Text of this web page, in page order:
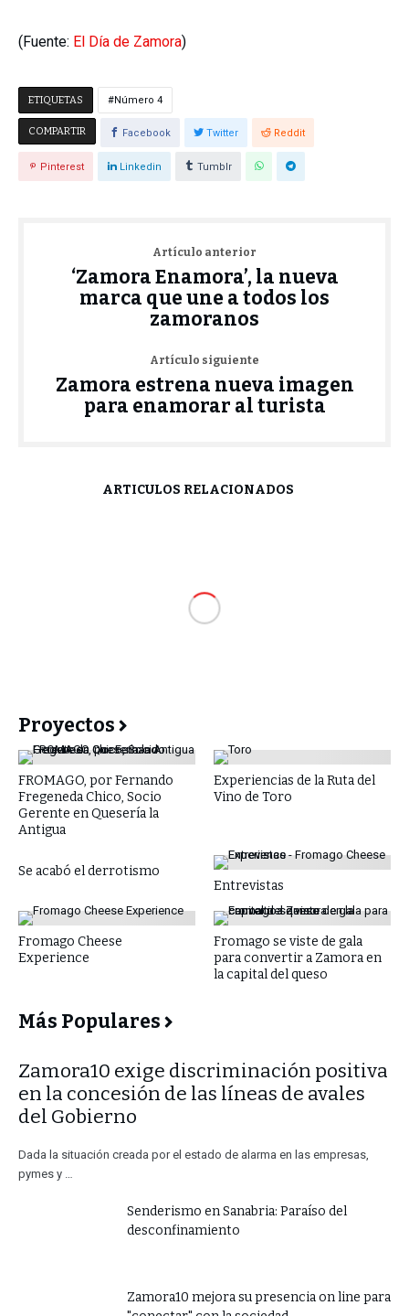
(Fuente: El Día de Zamora)
ETIQUETAS Número 4
COMPARTIR Facebook Twitter Reddit
Pinterest Linkedin Tumblr
Artículo anterior
‘Zamora Enamora’, la nueva
marca que une a todos los
zamoranos
Artículo siguiente
Zamora estrena nueva imagen
para enamorar al turista
ARTÍCULOS RELACIONADOS
Proyectos
FROMAGO, por Fernando
Fregeneda Chico, Socio
Gerente en Quesería la
Antigua
Experiencias de la Ruta del
Vino de Toro
Se acabó el derrotismo
Entrevistas
Fromago Cheese
Experience
Fromago se viste de gala
para convertir a Zamora en
la capital del queso
Más Populares
​Zamora10 exige discriminación positiva
en la concesión de las líneas de avales
del Gobierno
Dada la situación creada por el estado de alarma en las empresas,
pymes y …
Senderismo en Sanabria: Paraíso del
desconfinamiento
Zamora10 mejora su presencia on line para